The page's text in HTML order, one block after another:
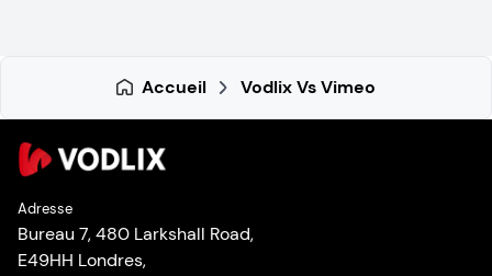
Accueil Vodlix Vs Vimeo
Adresse
Bureau 7, 480 Larkshall Road,
E49HH Londres,